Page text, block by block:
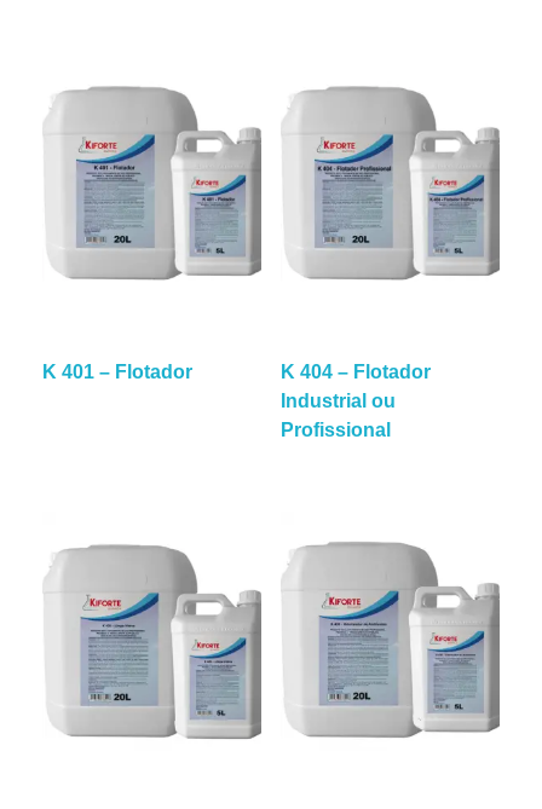
K 401 – Flotador
K 404 – Flotador
Industrial ou
Profissional